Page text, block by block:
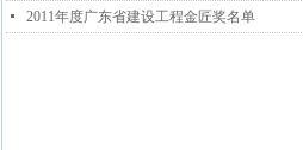
넷 2011年度广东省建设工程金匠奖名单